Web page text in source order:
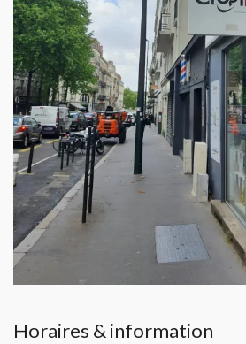
Horaires & information